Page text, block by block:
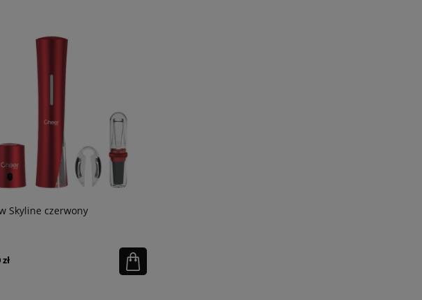
Skyline czerwony